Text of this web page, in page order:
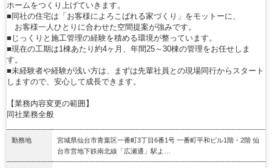
ホームをつくり上げていきます。
■同社の住宅は「お客様によろこばれる家づくり」をモットーに、
お客様一人ひとりに合わせた空間提案が強みです。
■じっくりと施工管理の経験を積める環境が整っています。
■現在の工期は1棟あたり約4ヶ月、年間25～30棟の管理をお任せしま
す。
■未経験者や経験が浅い方は、まずは先輩社員との現場同行からスタート
しますので、安心して成長できます。
【業務内容変更の範囲】
同社業務全般
勤務地
宮城県仙台市青葉区一番町3丁目6番1号 一番町平和ビル1階・2階 仙
台市営地下鉄南北線「広瀬通」駅よ…